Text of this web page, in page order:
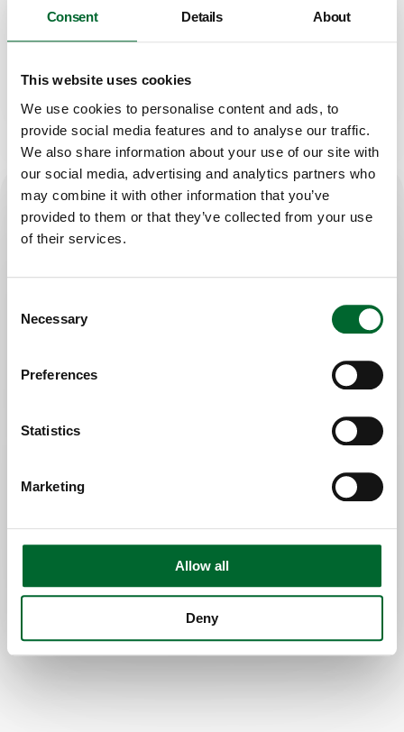
Consent Details About
This website uses cookies
We use cookies to personalise content and ads, to
provide social media features and to analyse our traffic.
We also share information about your use of our site with
our social media, advertising and analytics partners who
may combine it with other information that you’ve
provided to them or that they’ve collected from your use
of their services.
Selection
Necessary
Preferences
Statistics
Marketing
Allow all
Deny
Belangrijkste kenmerken
Lierbaar nest voor eenvoudige training
Open nestontwerp; laag aantal
Automatische eierverzameling; minder
kantelvloer; schone broedeieren van